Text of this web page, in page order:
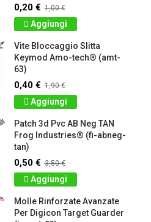
0,20 € 1,00 €
Aggiungi
Vite Bloccaggio Slitta
Keymod Amo-tech® (amt-
63)
0,40 € 1,90 €
Aggiungi
Patch 3d Pvc AB Neg TAN
Frog Industries® (fi-abneg-
tan)
0,50 € 3,50 €
Aggiungi
Molle Rinforzate Avanzate
Per Digicon Target Guarder